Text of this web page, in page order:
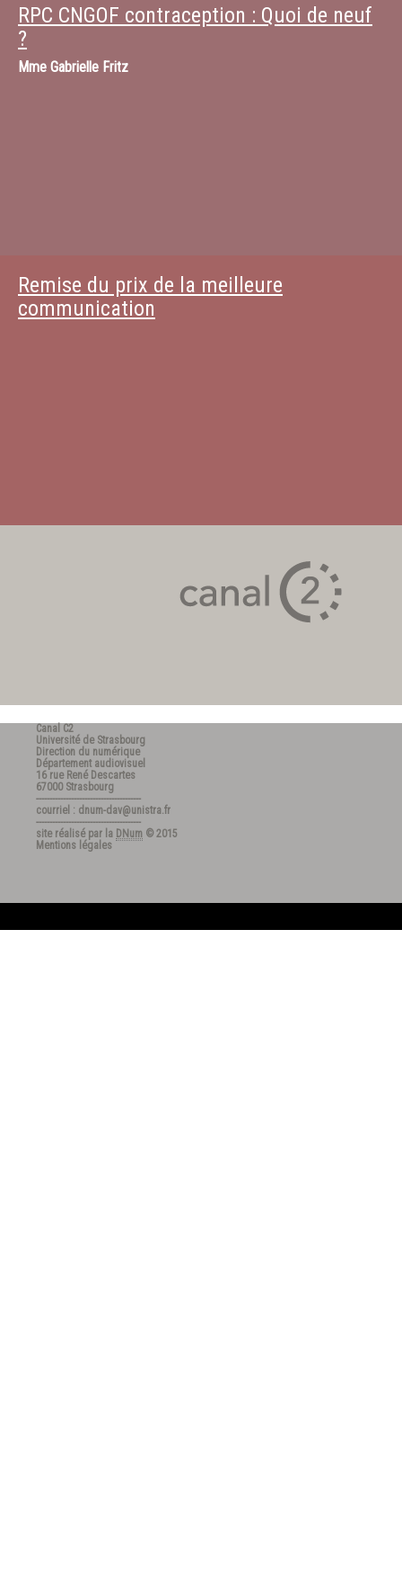
RPC CNGOF contraception : Quoi de neuf
?
Mme Gabrielle Fritz
Remise du prix de la meilleure
communication
Canal C2
Université de Strasbourg
Direction du numérique
Département audiovisuel
16 rue René Descartes
67000 Strasbourg
---------------------------------------
courriel : dnum-dav@unistra.fr
---------------------------------------
site réalisé par la DNum © 2015
Mentions légales